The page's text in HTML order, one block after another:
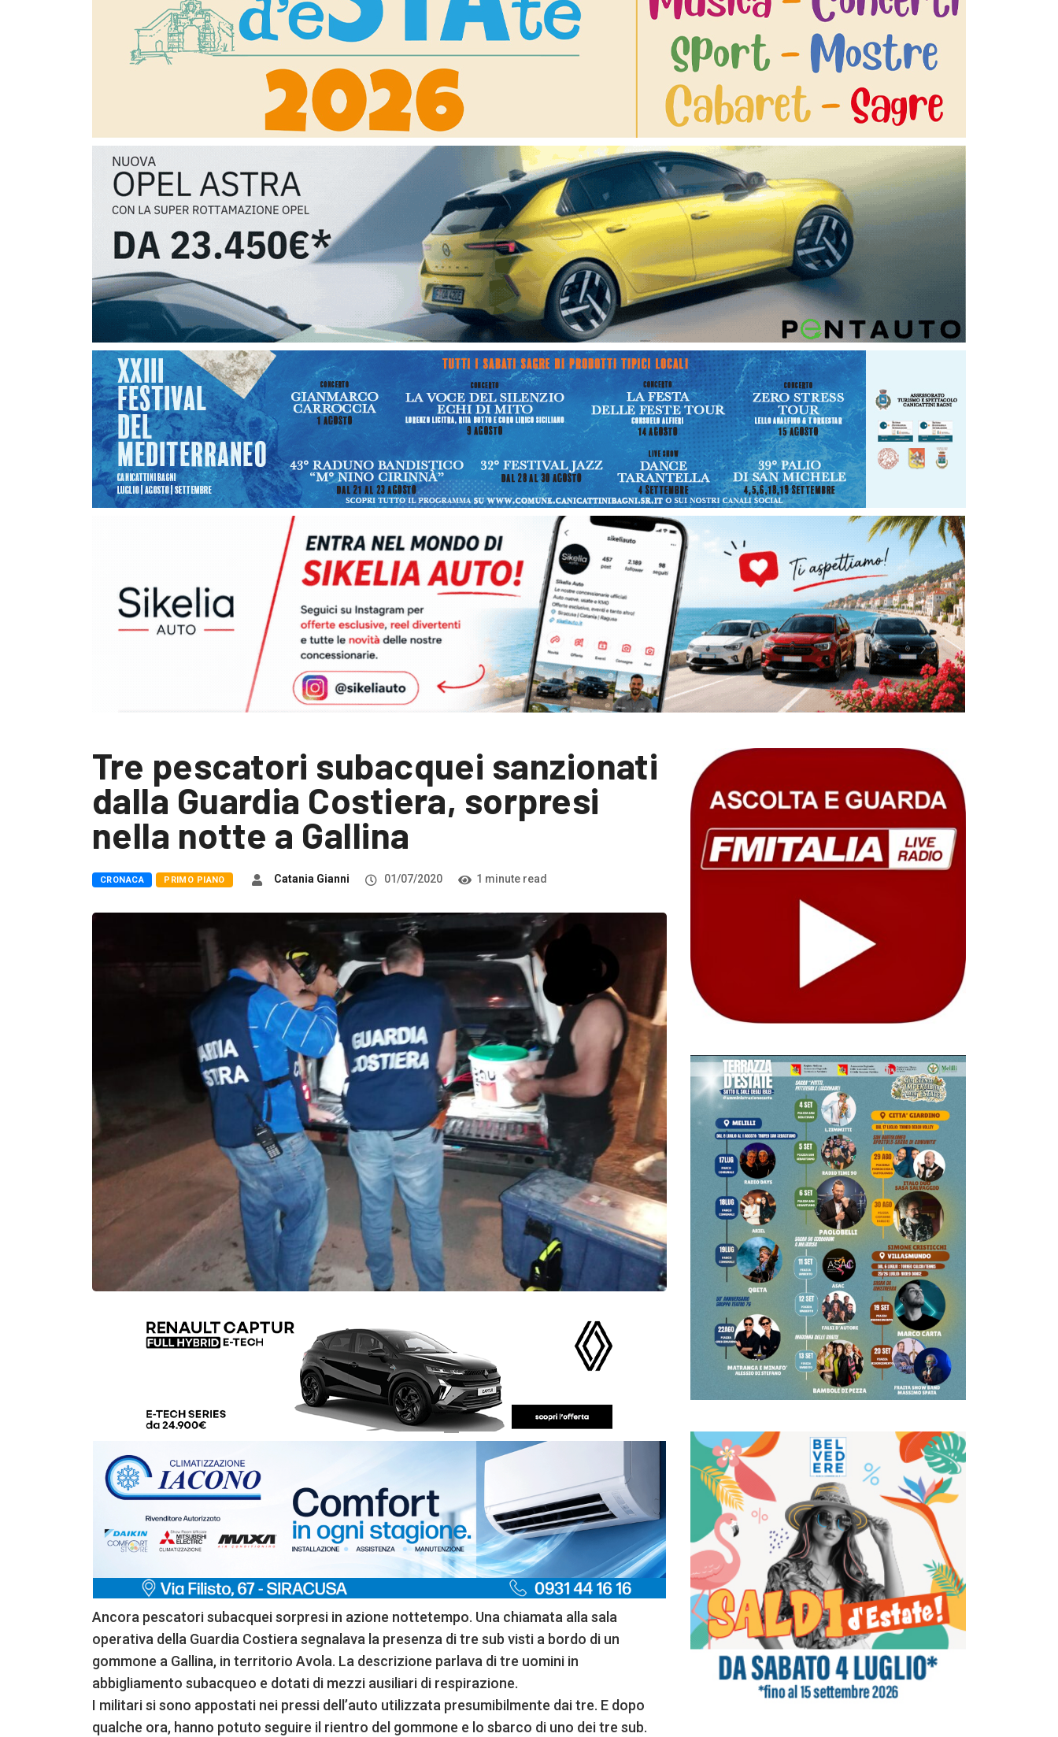
Tre pescatori subacquei sanzionati
dalla Guardia Costiera, sorpresi
nella notte a Gallina
CRONACA PRIMO PIANO Catania Gianni 01/07/2020 1 minute read
Ancora pescatori subacquei sorpresi in azione nottetempo. Una chiamata alla sala
operativa della Guardia Costiera segnalava la presenza di tre sub visti a bordo di un
gommone a Gallina, in territorio Avola. La descrizione parlava di tre uomini in
abbigliamento subacqueo e dotati di mezzi ausiliari di respirazione.
I militari si sono appostati nei pressi dell’auto utilizzata presumibilmente dai tre. E dopo
qualche ora, hanno potuto seguire il rientro del gommone e lo sbarco di uno dei tre sub.